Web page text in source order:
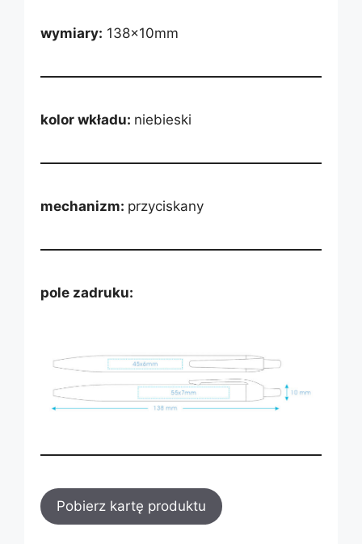
złoty
wymiary: 138x10mm
kolor wkładu: niebieski
mechanizm: przyciskany
pole zadruku:
Pobierz kartę produktu